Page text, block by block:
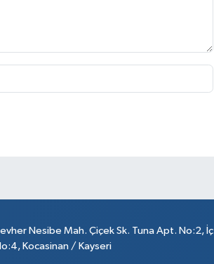
Nesibe Mah. Çiçek Sk. Tuna Apt. No:2, İç
Kocasinan / Kayseri